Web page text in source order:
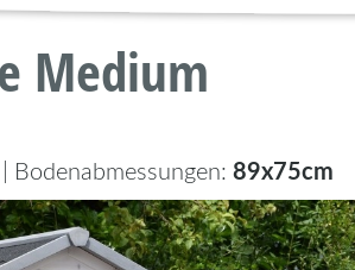
Medium
| Bodenabmessungen: 89x75cm